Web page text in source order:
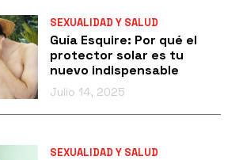
SEXUALIDAD Y SALUD
Guía Esquire: Por qué el
protector solar es tu
nuevo indispensable
Julio 14, 2025
SEXUALIDAD Y SALUD